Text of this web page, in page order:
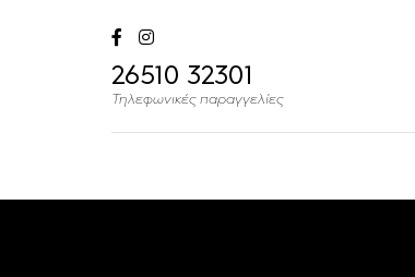
26510 32301
Τηλεφωνικές παραγγελίες